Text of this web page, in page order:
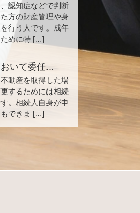
認知症などで判断
方の財産管理や身
を行う人です。成年
めに特 […]
いて委任...
動産を取得した場
するためには相続
。相続人自身が申
できま […]